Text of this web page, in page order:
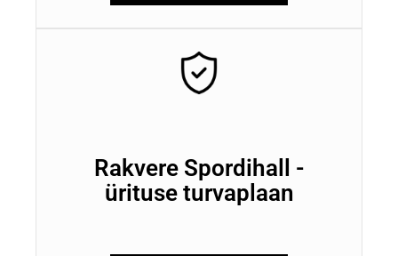
Rakvere Spordihall -
ürituse turvaplaan